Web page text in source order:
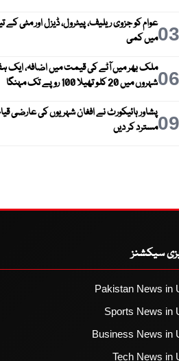
03عوام کو جزوی ریلیف، پیٹرول، ڈیزل اور مٹی
میں کمی
06ملک بھر میں آٹے کی قیمت میں اضافہ، ایک
شہروں میں 20 کلو تھیلا 100 روپے تک مہنگا
09پشاور ہائیکورٹ نے افغان شہریوں کی عارضی
مسترد کر دیں
سیکشنز
Pakistan News in
Sports News in
Business News in
Tech News in